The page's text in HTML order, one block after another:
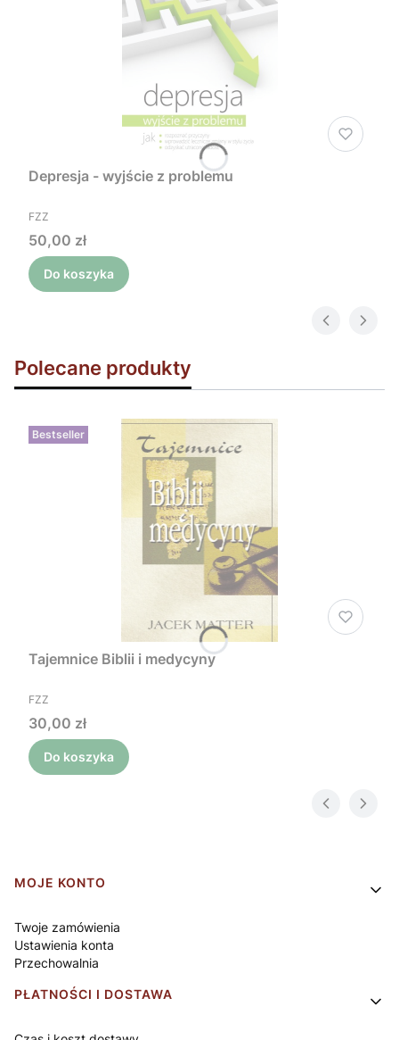
Depresja - wyjście z problemu
PRODUCENT
FZZ
Cena
50,00 zł
Do koszyka
Polecane produkty
Bestseller
Tajemnice Biblii i medycyny
PRODUCENT
FZZ
Cena
30,00 zł
Do koszyka
Linki w stopce
MOJE KONTO
Twoje zamówienia
Ustawienia konta
Przechowalnia
PŁATNOŚCI I DOSTAWA